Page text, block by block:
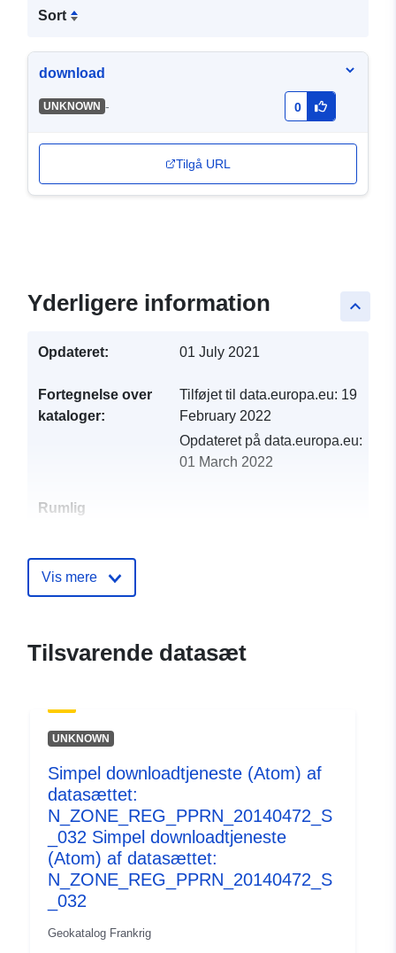
Sort
download
UNKNOWN - 0
Tilgå URL
keyboard_arrow_up
Yderligere information
Opdateret: 01 July 2021
Fortegnelse over
kataloger:
Tilføjet til data.europa.eu: 19
February 2022
Opdateret på data.europa.eu:
01 March 2022
Rumlig
Identifikatorer:
decf-4bec-90a3-
4d37-8ac9-a8fe169ef24d
Type:
http://inspire.ec.europa.eu/
codelist/SpatialDataServiceType/
Vis mere
Tilsvarende datasæt
UNKNOWN
Simpel downloadtjeneste (Atom) af
datasættet:
N_ZONE_REG_PPRN_20140472_S
_032 Simpel downloadtjeneste
(Atom) af datasættet:
N_ZONE_REG_PPRN_20140472_S
_032
Geokatalog Frankrig